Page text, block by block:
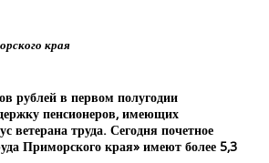
края
рублей в первом полугодии
пенсионеров, имеющих
ветерана труда. Сегодня почетное
Приморского края» имеют более 5,3